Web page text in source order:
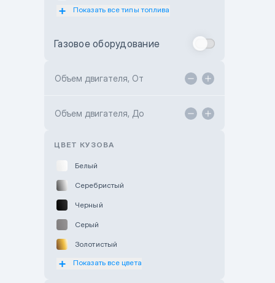
Subaru Motor Almaty
Toyota Kokshetau
Hyundai ShymCity
Показать все типы топлива
Газовое оборудование
Объем двигателя, От
Объем двигателя, До
ЦВЕТ КУЗОВА
Белый
Серебристый
Черный
Серый
Золотистый
Оранжевый
Показать все цвета